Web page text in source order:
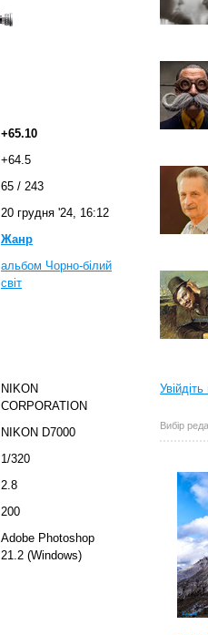
+65.10
+64.5
65 / 243
20 грудня '24, 16:12
Жанр
альбом Чорно-білий
світ
NIKON
CORPORATION
NIKON D7000
1/320
2.8
200
Adobe Photoshop
21.2 (Windows)
Вибір